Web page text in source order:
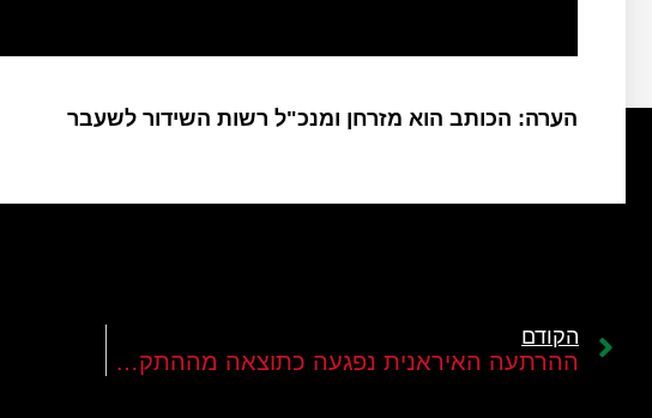
הערה: הכותב הוא מזרחן ומנכ"ל רשות השידור לשעבר
הקודם
ההרתעה האיראנית נפגעה כתוצאה מההתקפה על ישראל